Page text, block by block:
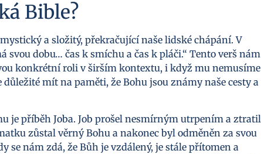
Bible?
a složitý, překračující naše lidské chápání. V
svou dobu… čas k smíchu a čas k pláči.“ Tento verš nám
konkrétní roli v širším kontextu, i když mu nemusíme
mít na paměti, že Bohu jsou známy naše cesty a
příběh Joba. Job prošel nesmírným utrpením a ztratil
zůstal věrný Bohu a nakonec byl odměněn za svou
nám zdá, že Bůh je vzdálený, je stále přítomen a